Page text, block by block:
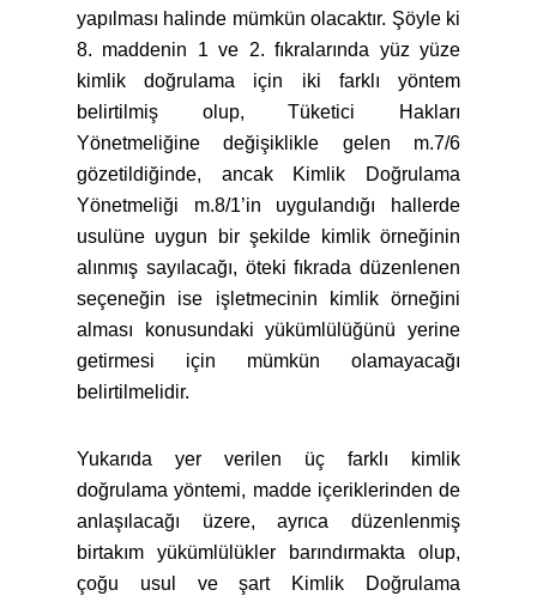
yapılması halinde mümkün olacaktır. Şöyle ki
8. maddenin 1 ve 2. fıkralarında yüz yüze
kimlik doğrulama için iki farklı yöntem
belirtilmiş olup, Tüketici Hakları
Yönetmeliğine değişiklikle gelen m.7/6
gözetildiğinde, ancak Kimlik Doğrulama
Yönetmeliği m.8/1’in uygulandığı hallerde
usulüne uygun bir şekilde kimlik örneğinin
alınmış sayılacağı, öteki fıkrada düzenlenen
seçeneğin ise işletmecinin kimlik örneğini
alması konusundaki yükümlülüğünü yerine
getirmesi için mümkün olamayacağı
belirtilmelidir.
Yukarıda yer verilen üç farklı kimlik
doğrulama yöntemi, madde içeriklerinden de
anlaşılacağı üzere, ayrıca düzenlenmiş
birtakım yükümlülükler barındırmakta olup,
çoğu usul ve şart Kimlik Doğrulama